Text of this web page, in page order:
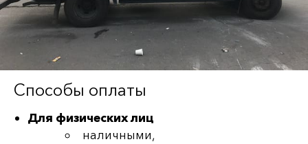
Способы оплаты
Для физических лиц
наличными,